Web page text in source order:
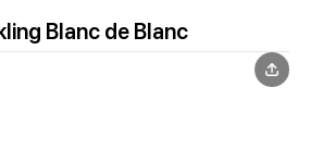
Blanc de Blanc